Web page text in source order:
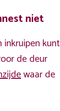
niet
kunt
de deur
waar de